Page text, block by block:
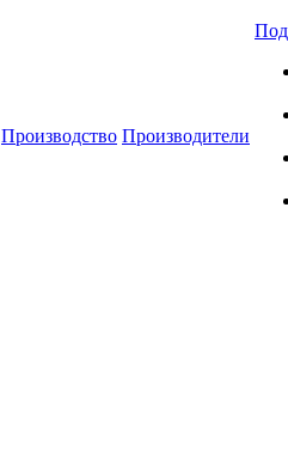
Производство Производители